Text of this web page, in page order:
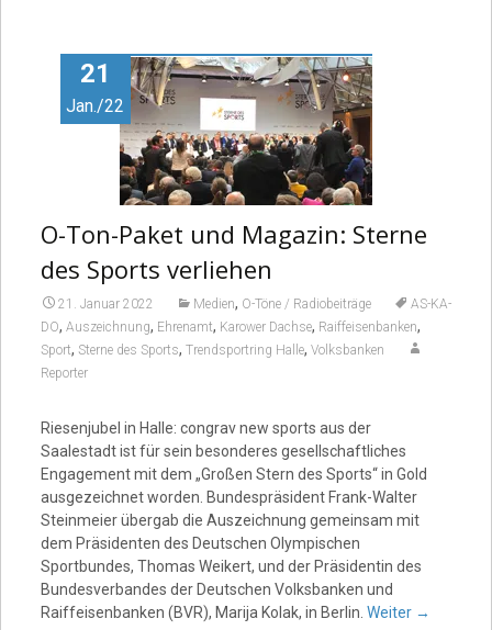
21
Jan./22
O-Ton-Paket und Magazin: Sterne
des Sports verliehen
21. Januar 2022 Medien, O-Töne / Radiobeiträge
AS-KA-
DO, Auszeichnung, Ehrenamt, Karower Dachse, Raiffeisenbanken,
Sport, Sterne des Sports, Trendsportring Halle, Volksbanken
Reporter
Riesenjubel in Halle: congrav new sports aus der
Saalestadt ist für sein besonderes gesellschaftliches
Engagement mit dem „Großen Stern des Sports“ in Gold
ausgezeichnet worden. Bundespräsident Frank-Walter
Steinmeier übergab die Auszeichnung gemeinsam mit
dem Präsidenten des Deutschen Olympischen
Sportbundes, Thomas Weikert, und der Präsidentin des
Bundesverbandes der Deutschen Volksbanken und
Raiffeisenbanken (BVR), Marija Kolak, in Berlin. Weiter →